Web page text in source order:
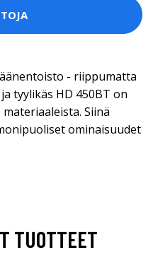
- riippumatta
tyylikäs HD 450BT on
Siinä
ominaisuudet
TUOTTEET